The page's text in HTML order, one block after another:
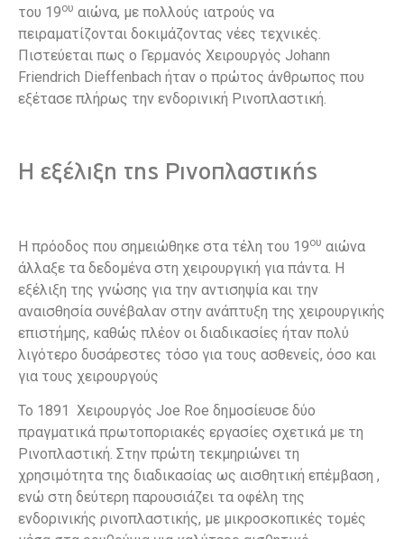
του 19ου αιώνα, με πολλούς ιατρούς να
πειραματίζονται δοκιμάζοντας νέες τεχνικές.
Πιστεύεται πως ο Γερμανός Χειρουργός Johann
Friendrich Dieffenbach ήταν ο πρώτος άνθρωπος που
εξέτασε πλήρως την ενδορινική Ρινοπλαστική.
Η εξέλιξη της Ρινοπλαστικής
Η πρόοδος που σημειώθηκε στα τέλη του 19ου αιώνα
άλλαξε τα δεδομένα στη χειρουργική για πάντα. Η
εξέλιξη της γνώσης για την αντισηψία και την
αναισθησία συνέβαλαν στην ανάπτυξη της χειρουργικής
επιστήμης, καθώς πλέον οι διαδικασίες ήταν πολύ
λιγότερο δυσάρεστες τόσο για τους ασθενείς, όσο και
για τους χειρουργούς
Το 1891 Χειρουργός Joe Roe δημοσίευσε δύο
πραγματικά πρωτοποριακές εργασίες σχετικά με τη
Ρινοπλαστική. Στην πρώτη τεκμηριώνει τη
χρησιμότητα της διαδικασίας ως αισθητική επέμβαση ,
ενώ στη δεύτερη παρουσιάζει τα οφέλη της
ενδορινικής ρινοπλαστικής, με μικροσκοπικές τομές